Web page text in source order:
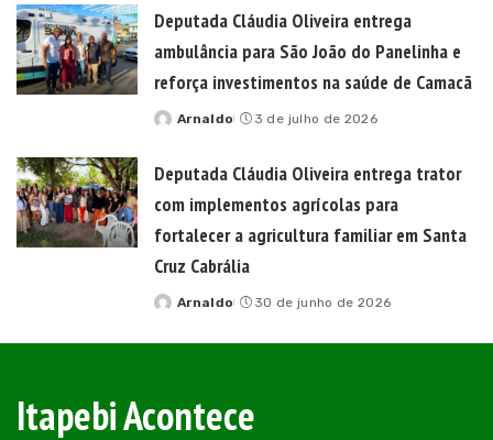
Deputada Cláudia Oliveira entrega
ambulância para São João do Panelinha e
reforça investimentos na saúde de Camacã
Posted
Arnaldo 3 de julho de 2026
Deputada Cláudia Oliveira entrega trator
com implementos agrícolas para
fortalecer a agricultura familiar em Santa
Cruz Cabrália
Posted
Arnaldo 30 de junho de 2026
Itapebi Acontece